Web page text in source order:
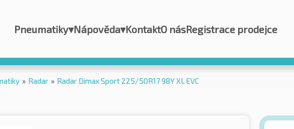
Pneumatiky▾Nápověda▾KontaktO násRegistrace prodejce
» Radar » Radar Dimax Sport 225/50R17 98Y XL EVC